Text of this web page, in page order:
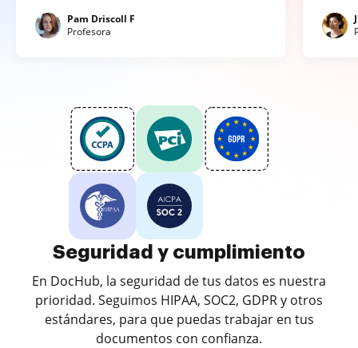
Pam Driscoll F
Profesora
Seguridad y cumplimiento
En DocHub, la seguridad de tus datos es nuestra
prioridad. Seguimos HIPAA, SOC2, GDPR y otros
estándares, para que puedas trabajar en tus
documentos con confianza.